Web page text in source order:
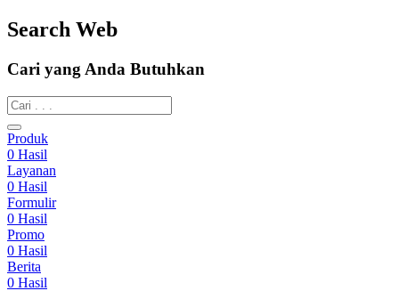
Search Web
Cari yang Anda Butuhkan
Produk
0 Hasil
Layanan
0 Hasil
Formulir
0 Hasil
Promo
0 Hasil
Berita
0 Hasil